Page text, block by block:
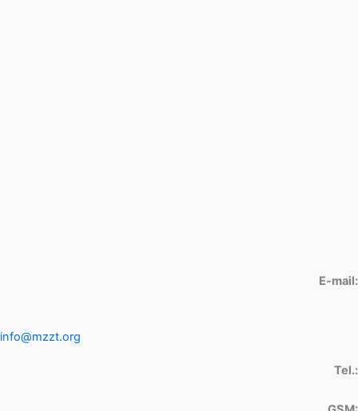
E-mail:
info@mzzt.org
Tel.: